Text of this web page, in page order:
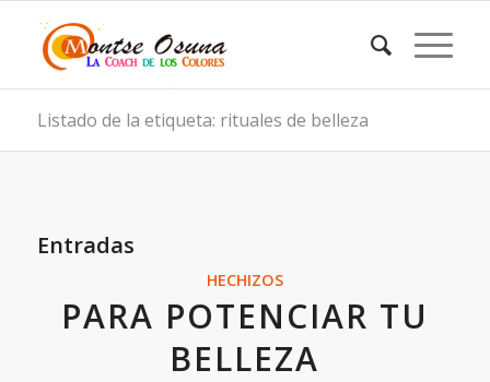
Listado de la etiqueta: rituales de belleza
Entradas
HECHIZOS
PARA POTENCIAR TU
BELLEZA